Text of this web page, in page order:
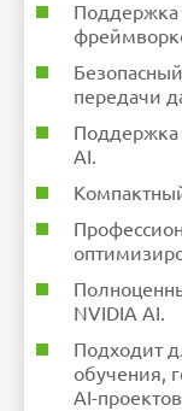
Поддержка
передачи
Поддержка
AI.
NVIDIA AI.
Подходит
обучения,
AI-